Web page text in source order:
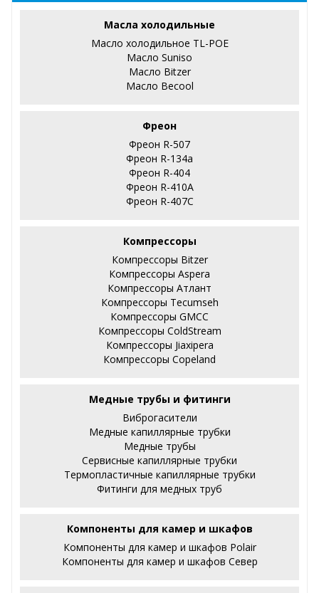
Масла холодильные
Масло холодильное TL-POE
Масло Suniso
Масло Bitzer
Масло Becool
Фреон
Фреон R-507
Фреон R-134a
Фреон R-404
Фреон R-410А
Фреон R-407С
Компрессоры
Компрессоры Bitzer
Компрессоры Aspera
Компрессоры Атлант
Компрессоры Tecumseh
Компрессоры GMCC
Компрессоры ColdStream
Компрессоры Jiaxipera
Компрессоры Copeland
Медные трубы и фитинги
Виброгасители
Медные капиллярные трубки
Медные трубы
Сервисные капиллярные трубки
Термопластичные капиллярные трубки
Фитинги для медных труб
Компоненты для камер и шкафов
Компоненты для камер и шкафов Polair
Компоненты для камер и шкафов Север